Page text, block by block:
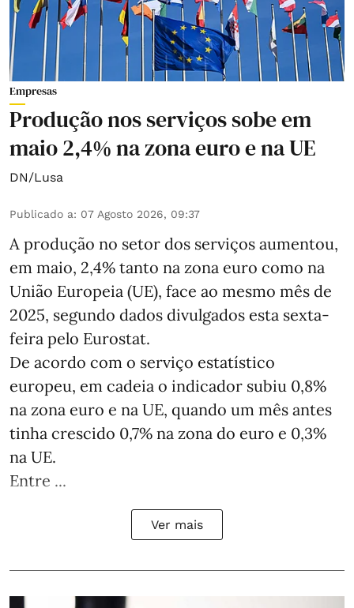
Empresas
Produção nos serviços sobe em
maio 2,4% na zona euro e na UE
DN/Lusa
Publicado a: 07 Agosto 2026, 09:37
A produção no setor dos serviços aumentou,
em maio, 2,4% tanto na zona euro como na
União Europeia (UE), face ao mesmo mês de
2025, segundo dados divulgados esta sexta-
feira pelo Eurostat.
De acordo com o serviço estatístico
europeu, em cadeia o indicador subiu 0,8%
na zona euro e na UE, quando um mês antes
tinha crescido 0,7% na zona do euro e 0,3%
na UE.
Entre ...
Ver mais